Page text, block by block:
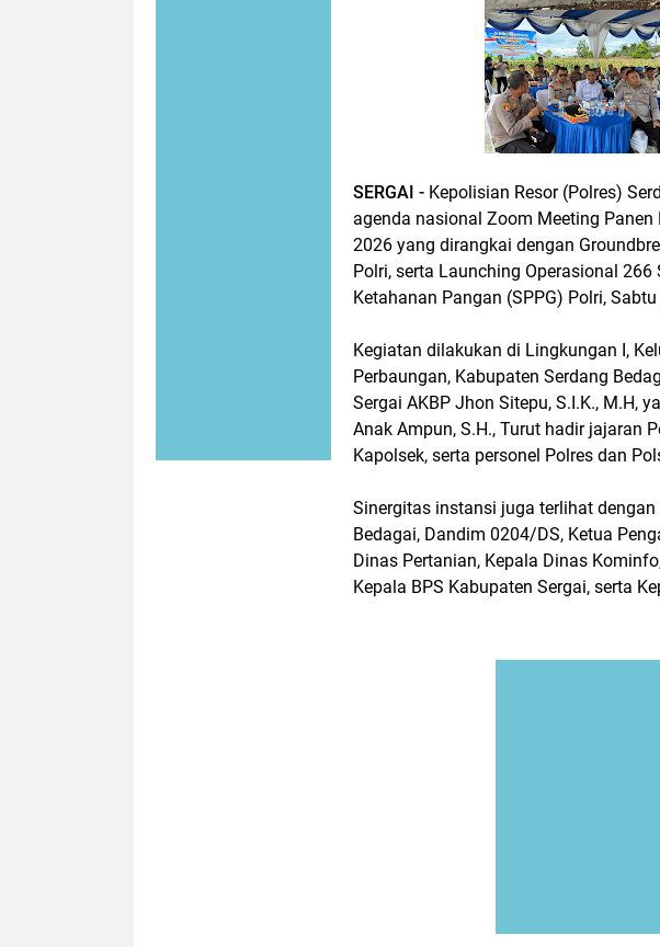
SERGAI - Kepolisian Resor (Polres)
agenda nasional Zoom Meeting
2026 yang dirangkai dengan
Polri, serta Launching Operasional
Ketahanan Pangan (SPPG) Polri,
Kegiatan dilakukan di Lingkungan I,
Perbaungan, Kabupaten Serdang
Sergai AKBP Jhon Sitepu, S.I.K., M.H,
Anak Ampun, S.H., Turut hadir jajaran
Kapolsek, serta personel Polres dan
Sinergitas instansi juga terlihat
Bedagai, Dandim 0204/DS, Ketua
Dinas Pertanian, Kepala Dinas
Kepala BPS Kabupaten Sergai, serta